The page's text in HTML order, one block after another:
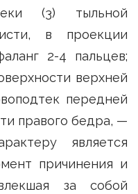
(3) тыльной
в проекции
2-4 пальцев;
верхней
передней
правого бедра, —
является
причинения и
за собой